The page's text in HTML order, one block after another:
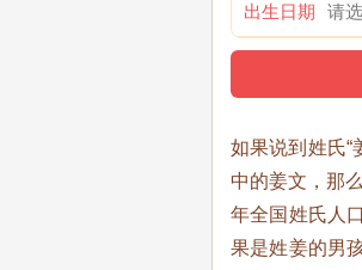
出生日期
如果说到姓氏“
中的姜文，那
年全国姓氏人
果是姓姜的男